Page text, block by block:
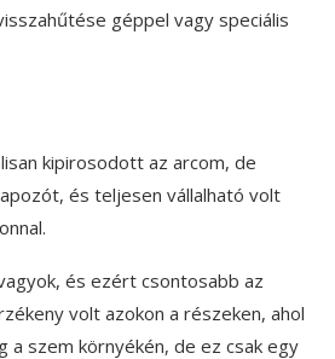
géppel vagy speciális
kipirosodott az arcom, de
és teljesen vállalható volt
és ezért csontosabb az
volt azokon a részeken, ahol
a szem környékén, de ez csak egy